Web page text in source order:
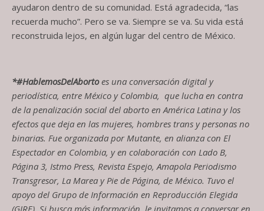
ayudaron dentro de su comunidad. Está agradecida, “las
recuerda mucho”. Pero se va. Siempre se va. Su vida está
reconstruida lejos, en algún lugar del centro de México.
*#HablemosDelAbortoes una conversación digital y
periodística, entre México y Colombia, que lucha en contra
de la penalización social del aborto en América Latina y los
efectos que deja en las mujeres, hombres trans y personas no
binarias. Fue organizada por Mutante, en alianza con El
Espectador en Colombia, y en colaboración con Lado B,
Página 3, Istmo Press, Revista Espejo, Amapola Periodismo
Transgresor, La Marea y Pie de Página, de México. Tuvo el
apoyo del Grupo de Información en Reproducción Elegida
(GIRE). Si busca más información, le invitamos a conversar en